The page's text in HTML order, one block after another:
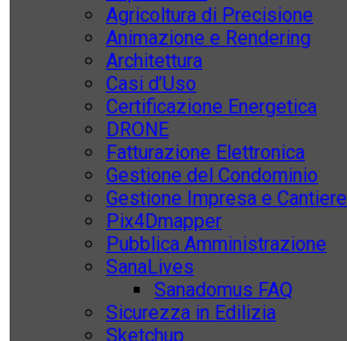
Agricoltura di Precisione
Animazione e Rendering
Architettura
Casi d’Uso
Certificazione Energetica
DRONE
Fatturazione Elettronica
Gestione del Condominio
Gestione Impresa e Cantiere
Pix4Dmapper
Pubblica Amministrazione
SanaLives
Sanadomus FAQ
Sicurezza in Edilizia
Sketchup